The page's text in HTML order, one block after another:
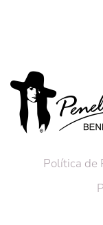
Política de